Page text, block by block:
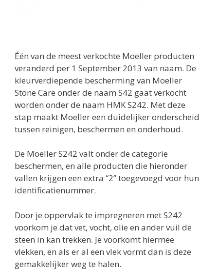
Één van de meest verkochte Moeller producten
veranderd per 1 September 2013 van naam. De
kleurverdiepende bescherming van Moeller
Stone Care onder de naam S42 gaat verkocht
worden onder de naam HMK S242. Met deze
stap maakt Moeller een duidelijker onderscheid
tussen reinigen, beschermen en onderhoud.
De Moeller S242 valt onder de categorie
beschermen, en alle producten die hieronder
vallen krijgen een extra “2” toegevoegd voor hun
identificatienummer.
Door je oppervlak te impregneren met S242
voorkom je dat vet, vocht, olie en ander vuil de
steen in kan trekken. Je voorkomt hiermee
vlekken, en als er al een vlek vormt dan is deze
gemakkelijker weg te halen.